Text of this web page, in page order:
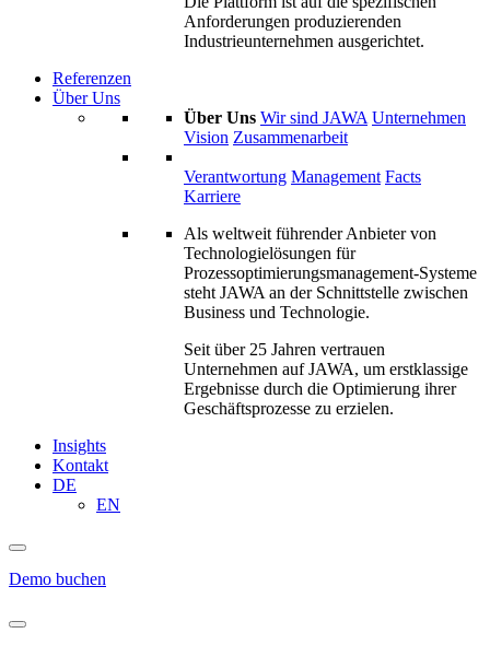
Anforderungen produzierenden
Industrieunternehmen ausgerichtet.
Referenzen
Über Uns
Über Uns Wir sind JAWA Unternehmen
Vision Zusammenarbeit
Verantwortung Management Facts
Karriere
Als weltweit führender Anbieter von
Technologielösungen für
Prozessoptimierungs­management-Systeme
steht JAWA an der Schnittstelle zwischen
Business und Technologie.
Seit über 25 Jahren vertrauen
Unternehmen auf JAWA, um erstklassige
Ergebnisse durch die Optimierung ihrer
Geschäftsprozesse zu erzielen.
Insights
Kontakt
DE
EN
Demo buchen